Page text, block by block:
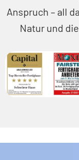
Anspruch – all
Natur und